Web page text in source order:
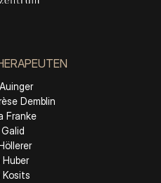
Demblin
Franke
Huber
Kosits